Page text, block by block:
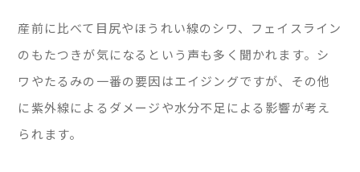
産前に比べて目尻やほうれい線のシワ、フェイスライン
のもたつきが気になるという声も多く聞かれます。シ
ワやたるみの一番の要因はエイジングですが、その他
に紫外線によるダメージや水分不足による影響が考え
られます。